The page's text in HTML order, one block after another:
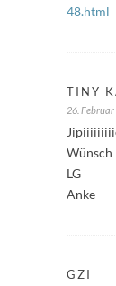
48.html
TINY
26.
Wünsch
LG
Anke
GZI